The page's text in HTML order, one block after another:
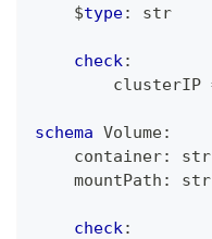
    $
type: str
check:
        clusterIP
schema Volume:
    container
: str
    mountPath
: str
check: